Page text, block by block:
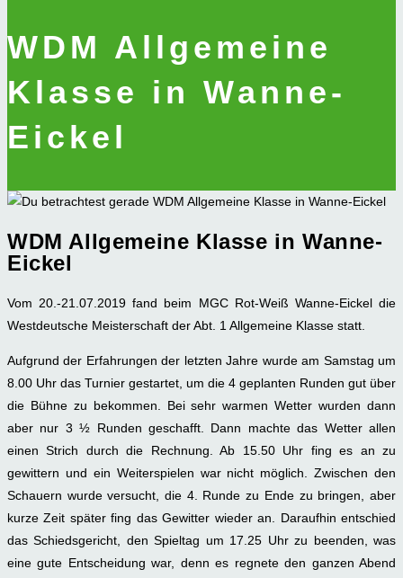
WDM Allgemeine
Klasse in Wanne-
Eickel
WDM Allgemeine Klasse in Wanne-
Eickel
Vom 20.-21.07.2019 fand beim MGC Rot-Weiß Wanne-Eickel die
Westdeutsche Meisterschaft der Abt. 1 Allgemeine Klasse statt.
Aufgrund der Erfahrungen der letzten Jahre wurde am Samstag um
8.00 Uhr das Turnier gestartet, um die 4 geplanten Runden gut über
die Bühne zu bekommen. Bei sehr warmen Wetter wurden dann
aber nur 3 ½ Runden geschafft. Dann machte das Wetter allen
einen Strich durch die Rechnung. Ab 15.50 Uhr fing es an zu
gewittern und ein Weiterspielen war nicht möglich. Zwischen den
Schauern wurde versucht, die 4. Runde zu Ende zu bringen, aber
kurze Zeit später fing das Gewitter wieder an. Daraufhin entschied
das Schiedsgericht, den Spieltag um 17.25 Uhr zu beenden, was
eine gute Entscheidung war, denn es regnete den ganzen Abend